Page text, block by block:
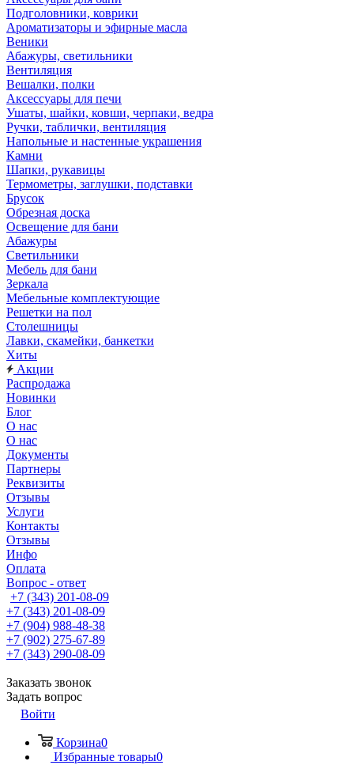
Подголовники, коврики
Ароматизаторы и эфирные масла
Веники
Абажуры, светильники
Вентиляция
Вешалки, полки
Аксессуары для печи
Ушаты, шайки, ковши, черпаки, ведра
Ручки, таблички, вентиляция
Напольные и настенные украшения
Камни
Шапки, рукавицы
Термометры, заглушки, подставки
Брусок
Обрезная доска
Освещение для бани
Абажуры
Светильники
Мебель для бани
Зеркала
Мебельные комплектующие
Решетки на пол
Столешницы
Лавки, скамейки, банкетки
Хиты
Акции
Распродажа
Новинки
Блог
О нас
О нас
Документы
Партнеры
Реквизиты
Отзывы
Услуги
Контакты
Отзывы
Инфо
Оплата
Вопрос - ответ
+7 (343) 201-08-09
+7 (343) 201-08-09
+7 (904) 988-48-38
+7 (902) 275-67-89
+7 (343) 290-08-09
Заказать звонок
Задать вопрос
Войти
Корзина0
Избранные товары0